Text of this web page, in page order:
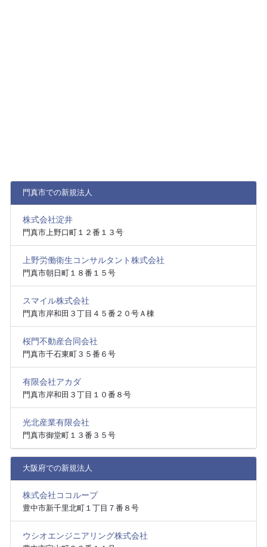
門真市での新規法人
株式会社淀井
門真市上野口町１２番１３号
上野労働衛生コンサルタント株式会社
門真市朝日町１８番１５号
スマイル株式会社
門真市岸和田３丁目４５番２０号Ａ棟
桜門不動産合同会社
門真市千石東町３５番６号
有限会社アカダ
門真市岸和田３丁目１０番８号
光北産業有限会社
門真市御堂町１３番３５号
大阪府での新規法人
株式会社ココループ
豊中市新千里北町１丁目７番８号
ウシオエンジニアリング株式会社